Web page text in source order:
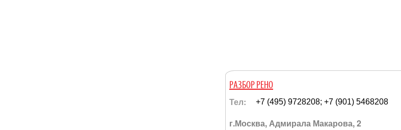
РАЗБОР РЕНО
Тел: +7 (495) 9728208; +7 (901) 5468208
г.Москва, Адмирала Макарова, 2